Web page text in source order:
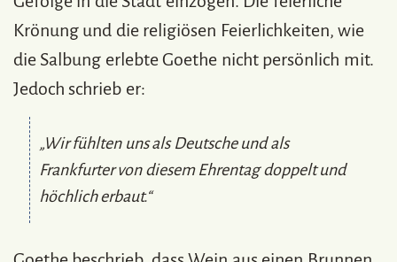
Krönung und die religiösen Feierlichkeiten, wie
die Salbung erlebte Goethe nicht persönlich mit.
Jedoch schrieb er:
„Wir fühlten uns als Deutsche und als
Frankfurter von diesem Ehrentag doppelt und
höchlich erbaut.“